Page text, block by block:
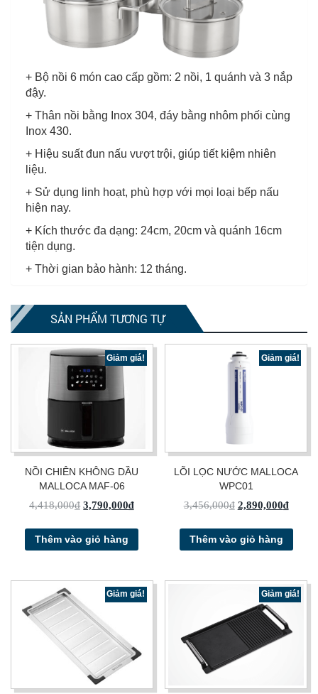
+ Bộ nồi 6 món cao cấp gồm: 2 nồi, 1 quánh và 3 nắp
đậy.
+ Thân nồi bằng Inox 304, đáy bằng nhôm phối cùng
Inox 430.
+ Hiệu suất đun nấu vượt trội, giúp tiết kiệm nhiên
liệu.
+ Sử dụng linh hoạt, phù hợp với mọi loại bếp nấu
hiện nay.
+ Kích thước đa dạng: 24cm, 20cm và quánh 16cm
tiện dụng.
+ Thời gian bảo hành: 12 tháng.
SẢN PHẨM TƯƠNG TỰ
Giảm giá!
NỒI CHIÊN KHÔNG DẦU
MALLOCA MAF-06
4,418,000₫ 3,790,000₫
Thêm vào giỏ hàng
Giảm giá!
LÕI LỌC NƯỚC MALLOCA
WPC01
3,456,000₫ 2,890,000₫
Thêm vào giỏ hàng
Giảm giá! Giảm giá!